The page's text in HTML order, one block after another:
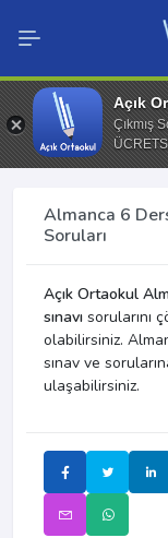
Açık
Çıkmış
Almanca 6
Soruları
Açık Ortaokul
sınavı sorularını
olabilirsiniz.
sınav ve
ulaşabilirsiniz.